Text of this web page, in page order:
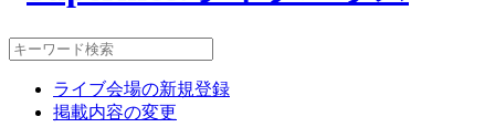
ライブ会場の新規登録
掲載内容の変更